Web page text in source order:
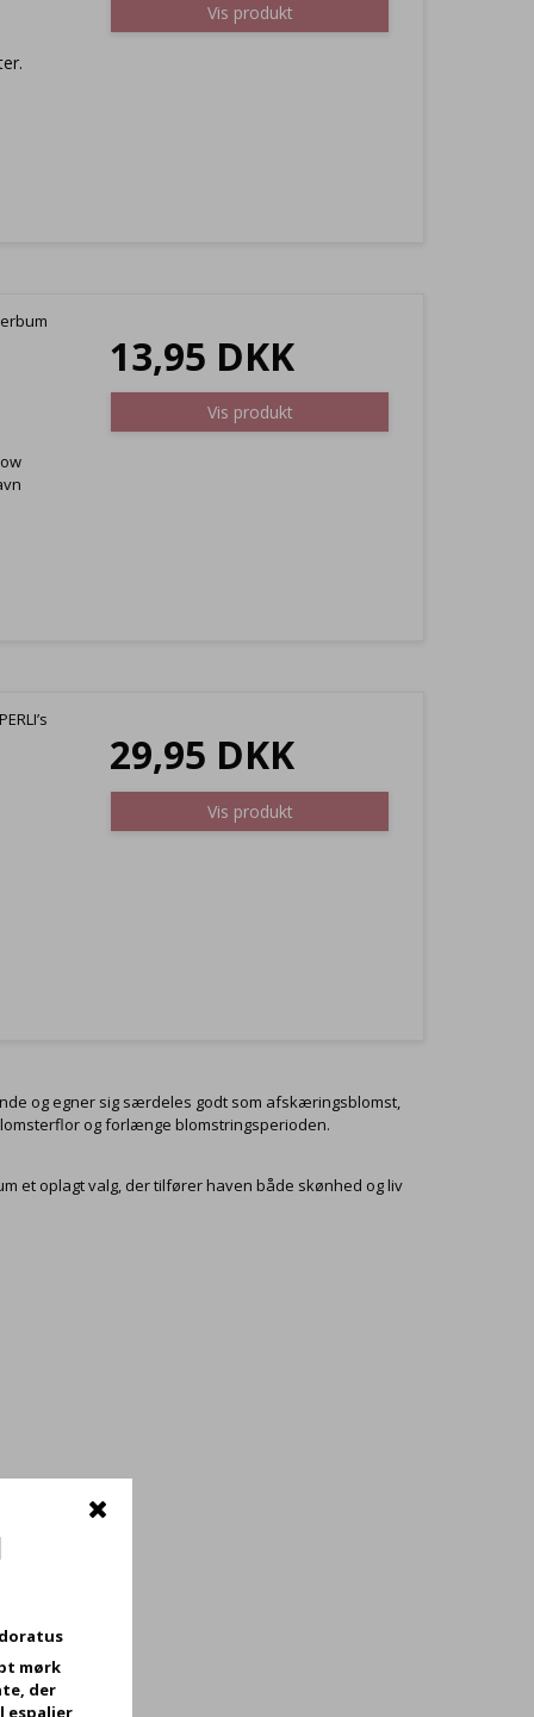
Vis produkt
13,95 DKK
Vis produkt
29,95 DKK
Vis produkt
og egner sig særdeles godt som afskæringsblomst,
og forlænge blomstringsperioden.
et oplagt valg, der tilfører haven både skønhed og liv
mørk
der
espalier,